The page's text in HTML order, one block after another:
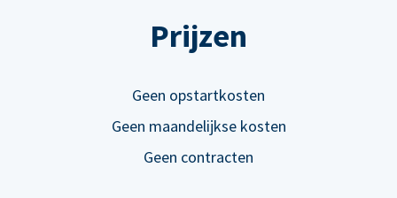
Prijzen
Geen opstartkosten
Geen maandelijkse kosten
Geen contracten